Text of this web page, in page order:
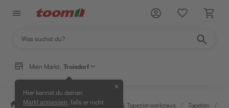
Mein Markt: Troisdorf
Hier kannst du deinen
Markt anpassen , falls er nicht
✕
/ Wohnen & Haushalt / Tapeten & Tapezierwerkzeug / Tapeten /